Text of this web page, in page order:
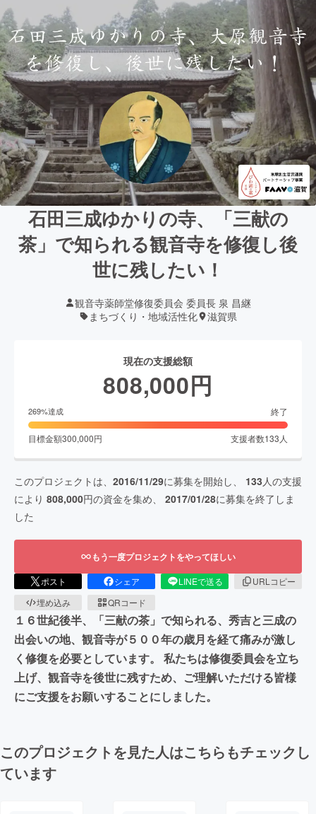
石田三成ゆかりの寺、「三献の
茶」で知られる観音寺を修復し後
世に残したい！
観音寺薬師堂修復委員会 委員長 泉 昌継
まちづくり・地域活性化
滋賀県
現在の支援総額
808,000円
269%達成 終了
目標金額300,000円 支援者数133 人
このプロジェクトは、 2016/11/29に募集を開始し、 133 人の支援
により 808,000円の資金を集め、 2017/01/28に募集を終了しま
した
もう一度プロジェクトをやってほしい
ポスト シェア LINEで送る
URLコピー
埋め込み
QRコード
１６世紀後半、「三献の茶」で知られる、秀吉と三成の
出会いの地、観音寺が５００年の歳月を経て痛みが激し
く修復を必要としています。 私たちは修復委員会を立ち
上げ、観音寺を後世に残すため、ご理解いただける皆様
にご支援をお願いすることにしました。
このプロジェクトを見た人はこちらもチェックし
ています